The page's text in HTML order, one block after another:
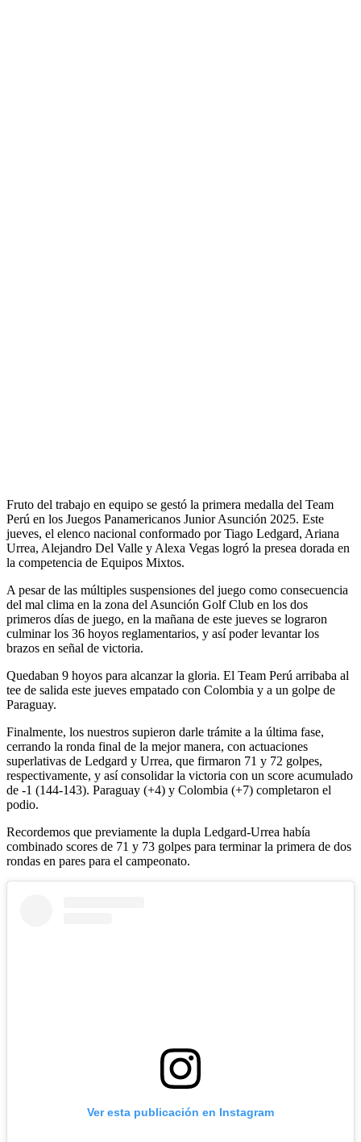
Fruto del trabajo en equipo se gestó la primera medalla del Team
Perú en los Juegos Panamericanos Junior Asunción 2025. Este
jueves, el elenco nacional conformado por Tiago Ledgard, Ariana
Urrea, Alejandro Del Valle y Alexa Vegas logró la presea dorada en
la competencia de Equipos Mixtos.
A pesar de las múltiples suspensiones del juego como consecuencia
del mal clima en la zona del Asunción Golf Club en los dos
primeros días de juego, en la mañana de este jueves se lograron
culminar los 36 hoyos reglamentarios, y así poder levantar los
brazos en señal de victoria.
Quedaban 9 hoyos para alcanzar la gloria. El Team Perú arribaba al
tee de salida este jueves empatado con Colombia y a un golpe de
Paraguay.
Finalmente, los nuestros supieron darle trámite a la última fase,
cerrando la ronda final de la mejor manera, con actuaciones
superlativas de Ledgard y Urrea, que firmaron 71 y 72 golpes,
respectivamente, y así consolidar la victoria con un score acumulado
de -1 (144-143). Paraguay (+4) y Colombia (+7) completaron el
podio.
Recordemos que previamente la dupla Ledgard-Urrea había
combinado scores de 71 y 73 golpes para terminar la primera de dos
rondas en pares para el campeonato.
Ver esta publicación en Instagram